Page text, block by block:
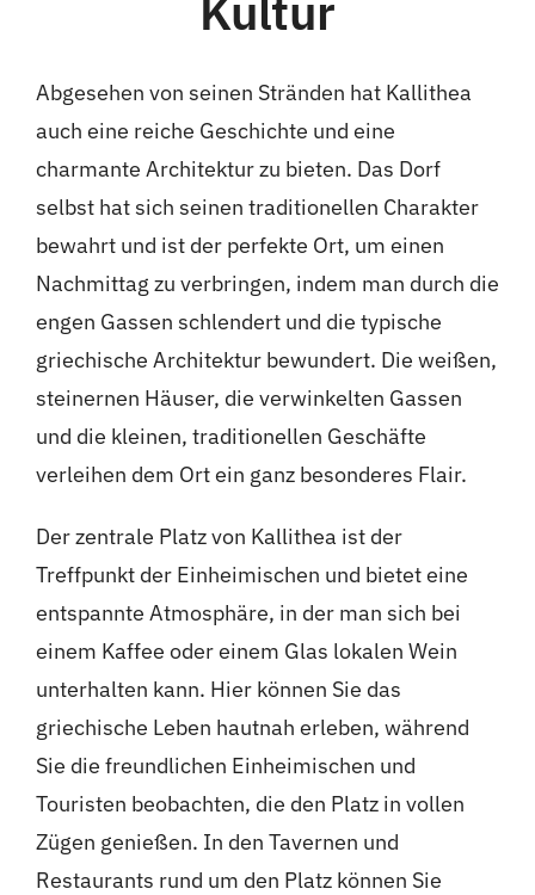
Abgesehen von seinen Stränden hat Kallithea
auch eine reiche Geschichte und eine
charmante Architektur zu bieten. Das Dorf
selbst hat sich seinen traditionellen Charakter
bewahrt und ist der perfekte Ort, um einen
Nachmittag zu verbringen, indem man durch die
engen Gassen schlendert und die typische
griechische Architektur bewundert. Die weißen,
steinernen Häuser, die verwinkelten Gassen
und die kleinen, traditionellen Geschäfte
verleihen dem Ort ein ganz besonderes Flair.
Der zentrale Platz von Kallithea ist der
Treffpunkt der Einheimischen und bietet eine
entspannte Atmosphäre, in der man sich bei
einem Kaffee oder einem Glas lokalen Wein
unterhalten kann. Hier können Sie das
griechische Leben hautnah erleben, während
Sie die freundlichen Einheimischen und
Touristen beobachten, die den Platz in vollen
Zügen genießen. In den Tavernen und
Restaurants rund um den Platz können Sie